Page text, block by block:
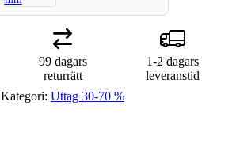
99 dagars
returrätt
1-2 dagars
leveranstid
Kategori: Uttag 30-70 %